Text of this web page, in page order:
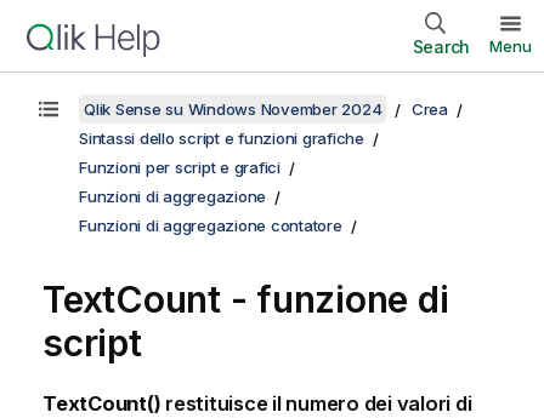
Search Menu
Qlik Sense su Windows November 2024
Crea
Sintassi dello script e funzioni grafiche
Funzioni per script e grafici
Funzioni di aggregazione
Funzioni di aggregazione contatore
TextCount - funzione di
script
TextCount() restituisce il numero dei valori di